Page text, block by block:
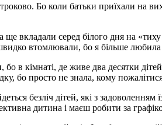
Бо коли батьки приїхали на
ще вкладали серед білого дня на
втомлювали, бо я більше любила
в кімнаті, де живе два десятки
бо просто не знала, кому
безліч дітей, які з
дитина і маєш робити за